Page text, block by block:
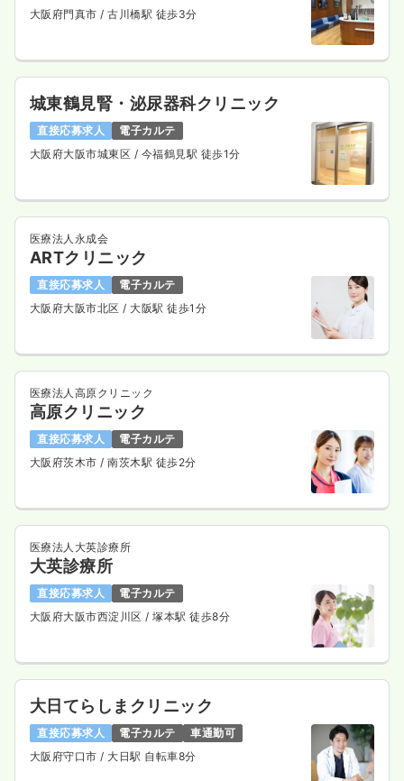
大阪府門真市/ 古川橋駅 徒歩3分
城東鶴見腎・泌尿器科クリニック
直接応募求人
電子カルテ
大阪府大阪市城東区 / 今福鶴見駅 徒歩1分
医療法人永成会
ARTクリニック
直接応募求人
電子カルテ
大阪府大阪市北区/ 大阪駅 徒歩1分
医療法人高原クリニック
高原クリニック
直接応募求人
電子カルテ
大阪府茨木市/ 南茨木駅 徒歩2分
医療法人大英診療所
大英診療所
直接応募求人
電子カルテ
大阪府大阪市西淀川区/ 塚本駅 徒歩8分
大日てらしまクリニック
直接応募求人 電子カルテ
車通勤可
大阪府守口市/ 大日駅 自転車8分